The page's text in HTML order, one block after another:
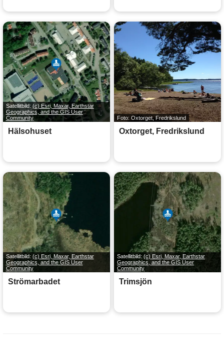
Satellitbild: (c) Esri, Maxar, Earthstar
Geographics, and the GIS User
Community
Hälsohuset
Foto: Oxtorget, Fredrikslund
Oxtorget, Fredrikslund
Satellitbild: (c) Esri, Maxar, Earthstar
Geographics, and the GIS User
Community
Strömarbadet
Satellitbild: (c) Esri, Maxar, Earthstar
Geographics, and the GIS User
Community
Trimsjön